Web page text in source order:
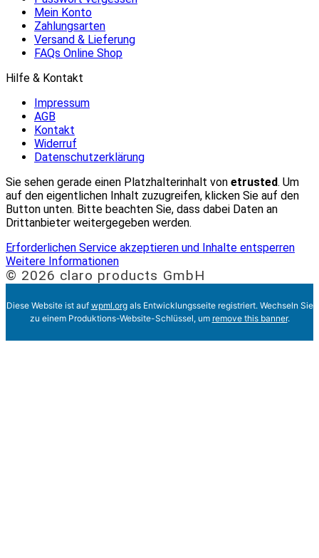
Mein Konto
Zahlungsarten
Versand & Lieferung
FAQs Online Shop
Hilfe & Kontakt
Impressum
AGB
Kontakt
Widerruf
Datenschutzerklärung
Sie sehen gerade einen Platzhalterinhalt von etrusted. Um
auf den eigentlichen Inhalt zuzugreifen, klicken Sie auf den
Button unten. Bitte beachten Sie, dass dabei Daten an
Drittanbieter weitergegeben werden.
Erforderlichen Service akzeptieren und Inhalte entsperren
Weitere Informationen
© 2026 claro products GmbH
Diese Website ist auf wpml.orgals Entwicklungsseite registriert. Wechseln Sie
zu einem Produktions-Website-Schlüssel, um remove this banner.